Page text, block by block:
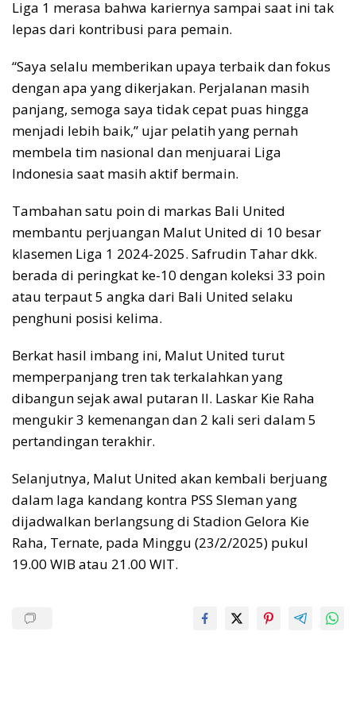
Liga 1 merasa bahwa kariernya sampai saat ini tak
lepas dari kontribusi para pemain.
“Saya selalu memberikan upaya terbaik dan fokus
dengan apa yang dikerjakan. Perjalanan masih
panjang, semoga saya tidak cepat puas hingga
menjadi lebih baik,” ujar pelatih yang pernah
membela tim nasional dan menjuarai Liga
Indonesia saat masih aktif bermain.
Tambahan satu poin di markas Bali United
membantu perjuangan Malut United di 10 besar
klasemen Liga 1 2024-2025. Safrudin Tahar dkk.
berada di peringkat ke-10 dengan koleksi 33 poin
atau terpaut 5 angka dari Bali United selaku
penghuni posisi kelima.
Berkat hasil imbang ini, Malut United turut
memperpanjang tren tak terkalahkan yang
dibangun sejak awal putaran II. Laskar Kie Raha
mengukir 3 kemenangan dan 2 kali seri dalam 5
pertandingan terakhir.
Selanjutnya, Malut United akan kembali berjuang
dalam laga kandang kontra PSS Sleman yang
dijadwalkan berlangsung di Stadion Gelora Kie
Raha, Ternate, pada Minggu (23/2/2025) pukul
19.00 WIB atau 21.00 WIT.